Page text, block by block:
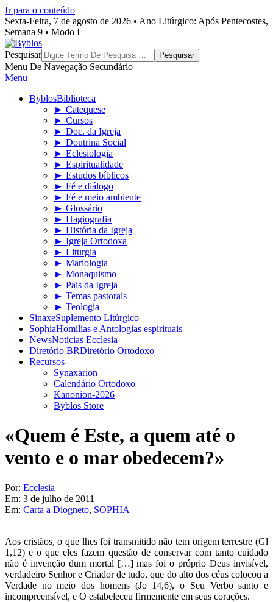
Ir para o conteúdo
Sexta-Feira, 7 de agosto de 2026 • Ano Litúrgico: Após Pentecostes,
Semana 9 • Modo I
Byblos
Pesquisar
Menu De Navegação Secundário
Menu
ByblosBiblioteca
► Catequese
► Cursos
► Doc. da Igreja
► Doutrina Social
► Eclesiologia
► Espiritualidade
► Estudos bíblicos
► Fé e diálogo
► Fé e meio ambiente
► Glossário
► Hagiografia
► História da Igreja
► Igreja Ortodoxa
► Liturgia
► Mariologia
► Monaquismo
► Pais da Igreja
► Temas pastorais
► Teologia
SinaxeSuplemento Litúrgico
SophiaHomilias e Antologias espirituais
NewsNotícias Ecclesia
Diretório BRDiretório Ortodoxo
Recursos
Synaxarion
Calendário Ortodoxo
Kanonion-2026
Byblos Store
«Quem é Este, a quem até o
vento e o mar obedecem?»
Por: Ecclesia
Em: 3 de julho de 2011
Em: Carta a Diogneto, SOPHIA
Aos cristãos, o que lhes foi transmitido não tem origem terrestre (Gl
1,12) e o que eles fazem questão de conservar com tanto cuidado
não é invenção dum mortal […] mas foi o próprio Deus invisível,
verdadeiro Senhor e Criador de tudo, que do alto dos céus colocou a
Verdade no meio dos homens (Jo 14,6), o Seu Verbo santo e
incompreensível, e O estabeleceu firmemente em seus corações.